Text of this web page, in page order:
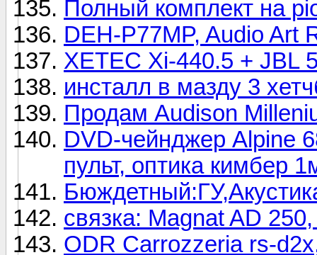
Полный комплект на
DEH-P77MP, Audio Art
XETEC Xi-440.5 + JBL
инсталл в мазду 3
Продам Audison
DVD-чейнджер Alpine
пульт, оптика кимбер
связка: Magnat AD
ODR Carrozzeria rs-